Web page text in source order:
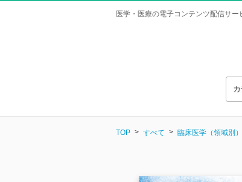
医学・医療の電子コンテンツ配信サー
TOP すべて 臨床医学（領域別）